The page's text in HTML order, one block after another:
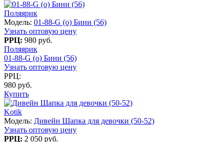
Поляярик
Модель: 01-88-G (о) Бини (56)
Узнать оптовую цену
РРЦ: 980 руб.
Поляярик
01-88-G (о) Бини (56)
Узнать оптовую цену
РРЦ:
980 руб.
Купить
Kotik
Модель: Дивейн Шапка для девочки (50-52)
Узнать оптовую цену
РРЦ: 2 050 руб.